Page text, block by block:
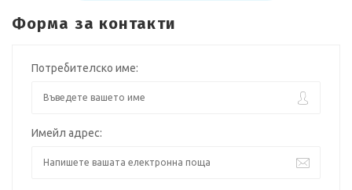
Форма за контакти
Потребителско име:
Имейл адрес: